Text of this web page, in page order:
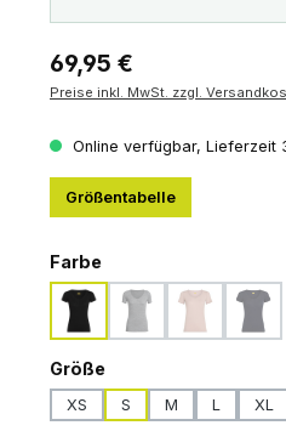
Regulärer Preis:
69,95 €
Preise inkl. MwSt. zzgl.
Online verfügbar, Lieferzeit
Größentabelle
Farbeauswählen
black gritstone-hthr-013
(Diese Option ist
pink-quartz
(Diese
Größeauswählen
XS S M L XL